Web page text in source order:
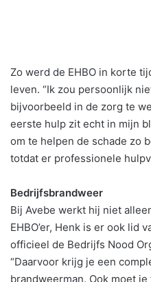
Zo werd de EHBO in korte
leven. “Ik zou persoonlijk
bijvoorbeeld in de zorg te
eerste hulp zit echt in mijn
om te helpen de schade zo
totdat er professionele
Bedrijfsbrandweer
Bij Avebe werkt hij niet
EHBO’er, Henk is er ook lid
officieel de Bedrijfs Nood
“Daarvoor krijg je een
brandweerman. Ook moet